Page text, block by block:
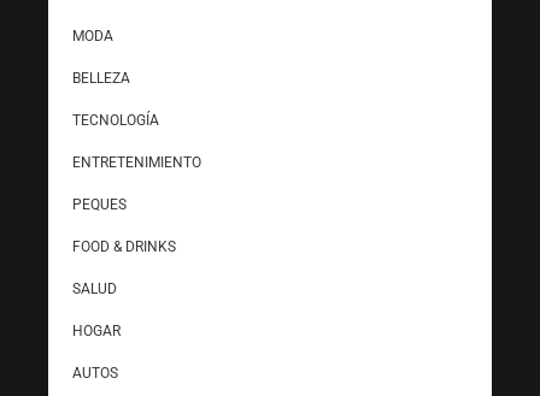
MODA
BELLEZA
TECNOLOGÍA
ENTRETENIMIENTO
PEQUES
FOOD & DRINKS
SALUD
HOGAR
AUTOS